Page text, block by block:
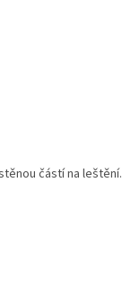
částí na leštění.